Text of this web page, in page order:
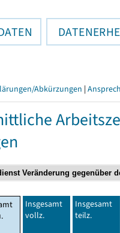
Abkürzungen |
Insgesamt
vollz.
Insgesamt
teilz.